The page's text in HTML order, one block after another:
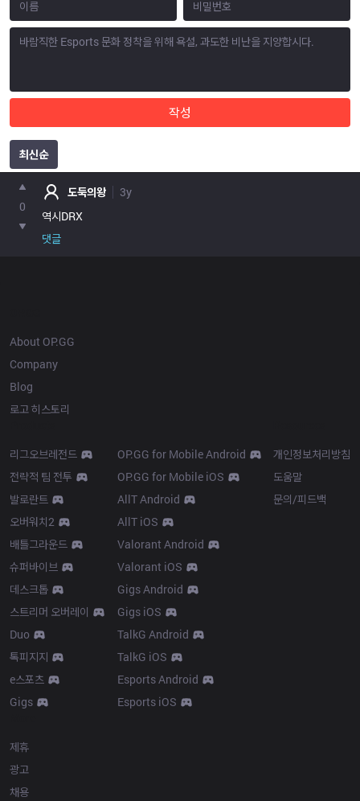
작성
최신순
0
도둑의왕
3y
댓글
About OP.GG
Company
Blog
로고 히스토리
리그오브레전드
전략적 팀 전투
발로란트
오버워치2
배틀그라운드
슈퍼바이브
데스크톱
스트리머 오버레이
Duo
톡피지지
e스포츠
Gigs
OP.GG for Mobile Android
OP.GG for Mobile iOS
AllT Android
AllT iOS
Valorant Android
Valorant iOS
Gigs Android
Gigs iOS
TalkG Android
TalkG iOS
Esports Android
Esports iOS
개인정보처리방침
도움말
문의/피드백
제휴
광고
채용